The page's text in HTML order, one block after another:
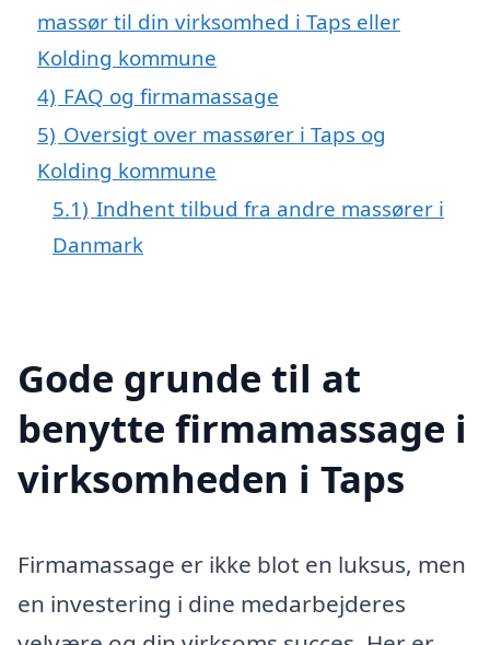
massør til din virksomhed i Taps eller
Kolding kommune
4) FAQ og firmamassage
5) Oversigt over massører i Taps og
Kolding kommune
5.1) Indhent tilbud fra andre massører i
Danmark
Gode grunde til at
benytte firmamassage i
virksomheden i Taps
Firmamassage er ikke blot en luksus, men
en investering i dine medarbejderes